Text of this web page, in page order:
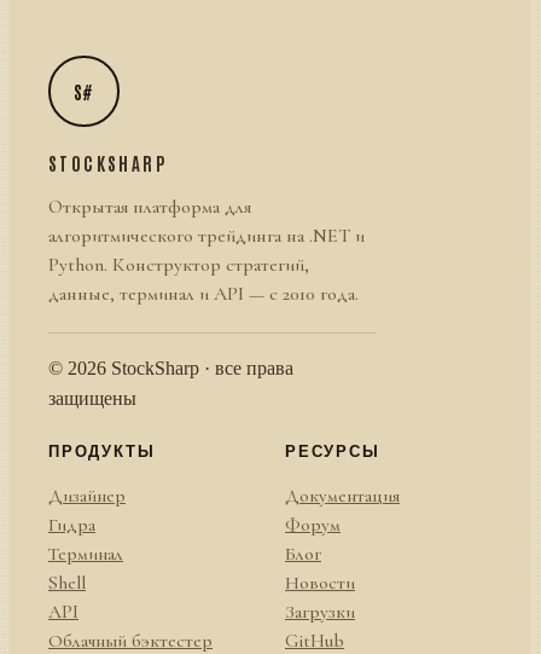
S#
STOCKSHARP
Открытая платформа для
алгоритмического трейдинга на .NET и
Python. Конструктор стратегий,
данные, терминал и API — с 2010 года.
© 2026 StockSharp · все права
защищены
ПРОДУКТЫ
Дизайнер
Гидра
Терминал
Shell
API
Облачный бэктестер
РЕСУРСЫ
Документация
Форум
Блог
Новости
Загрузки
GitHub